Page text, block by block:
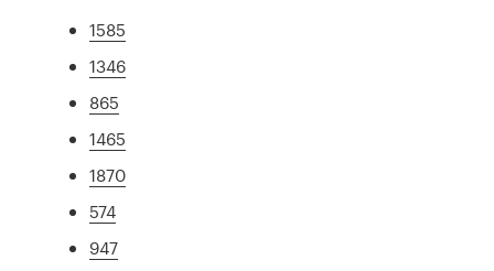
1585
1346
865
1465
1870
574
947